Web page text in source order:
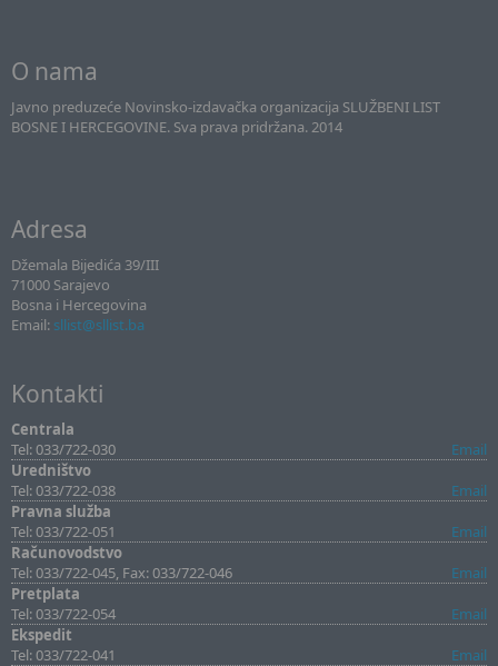
O nama
Javno preduzeće Novinsko-izdavačka organizacija SLUŽBENI LIST
BOSNE I HERCEGOVINE. Sva prava pridržana. 2014
Adresa
Džemala Bijedića 39/III
71000 Sarajevo
Bosna i Hercegovina
Email: sllist@sllist.ba
Kontakti
Centrala
Tel: 033/722-030
Email
Uredništvo
Tel: 033/722-038
Email
Pravna služba
Tel: 033/722-051
Email
Računovodstvo
Tel: 033/722-045, Fax: 033/722-046
Email
Pretplata
Tel: 033/722-054
Email
Ekspedit
Tel: 033/722-041
Email